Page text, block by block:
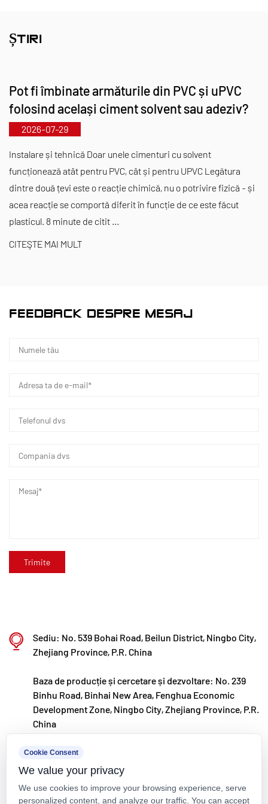
nostru competitiv în industrie.
RMB pentru cercetare și dezvoltare. Asigurăm
calitate superioară a produselor prin producție
automatizată standardizată și aprovizionare strictă
cu materii prime importate. Aliniați cu strategia
noastră de dezvoltare internațională, monitorizăm
în permanență tendințele pieței globale și
valorificăm canalele digitale pentru a aduce
clienților din întreaga lume produse de înaltă
calitate „Made in China”.
a construit o bază de producție modernă și a
pentru materiale plastice modificate și 8 pentru
cercetării și dezvoltării, producției și aplicării
Kaixin se angajează, de asemenea, să atragă talente
scopul de a deveni un lider recunoscut la nivel
global în cercetarea și dezvoltarea și fabricarea de
ȘTIRI
Pot fi îmbinate armăturile din PVC și uPVC
folosind același ciment solvent sau adeziv?
2026-07-29
Instalare și tehnică Doar unele cimenturi cu solvent
funcționează atât pentru PVC, cât și pentru UPVC Legătura
dintre două țevi este o reacție chimică, nu o potrivire fizică - și
acea reacție se comportă diferit în funcție de ce este făcut
plasticul. 8 minute de citit ...
CITEŞTE MAI MULT
FEEDBACK DESPRE MESAJ
Sediu: No. 539 Bohai Road, Beilun District, Ningbo City,
Zhejiang Province, P.R. China
Baza de producție și cercetare și dezvoltare: No. 239
Binhu Road, Binhai New Area, Fenghua Economic
Development Zone, Ningbo City, Zhejiang Province, P.R.
China
kxpv@kxpv.com
+86-18067123177
Cookie Consent
We value your privacy
We use cookies to improve your browsing experience, serve
personalized content, and analyze our traffic. You can accept